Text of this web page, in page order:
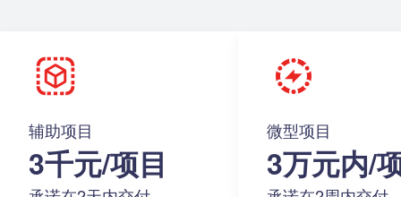
辅助项目
3千元/项目
微型项目
3万元内/